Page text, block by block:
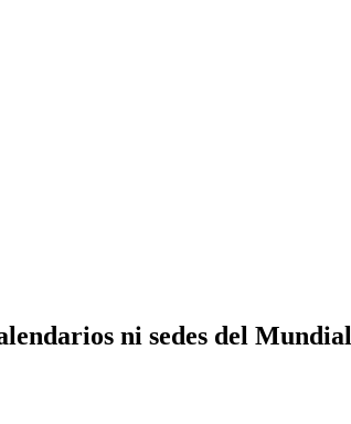
ni sedes del Mundial